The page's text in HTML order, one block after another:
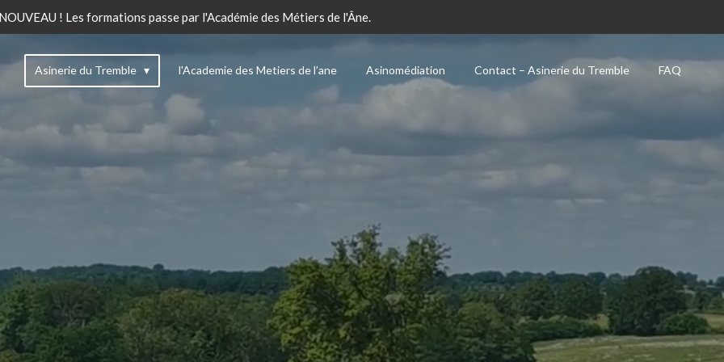
! Les formations passe par l'Académie des Métiers de l'Âne.
Asinerie du Tremble l'Academie des Metiers de l’ane Asinomédiation Contact – Asinerie du Tremble FAQ